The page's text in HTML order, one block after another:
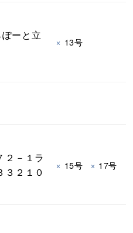
ーと立
× 13号
２－１ラ
２１０
× 15号 × 17号